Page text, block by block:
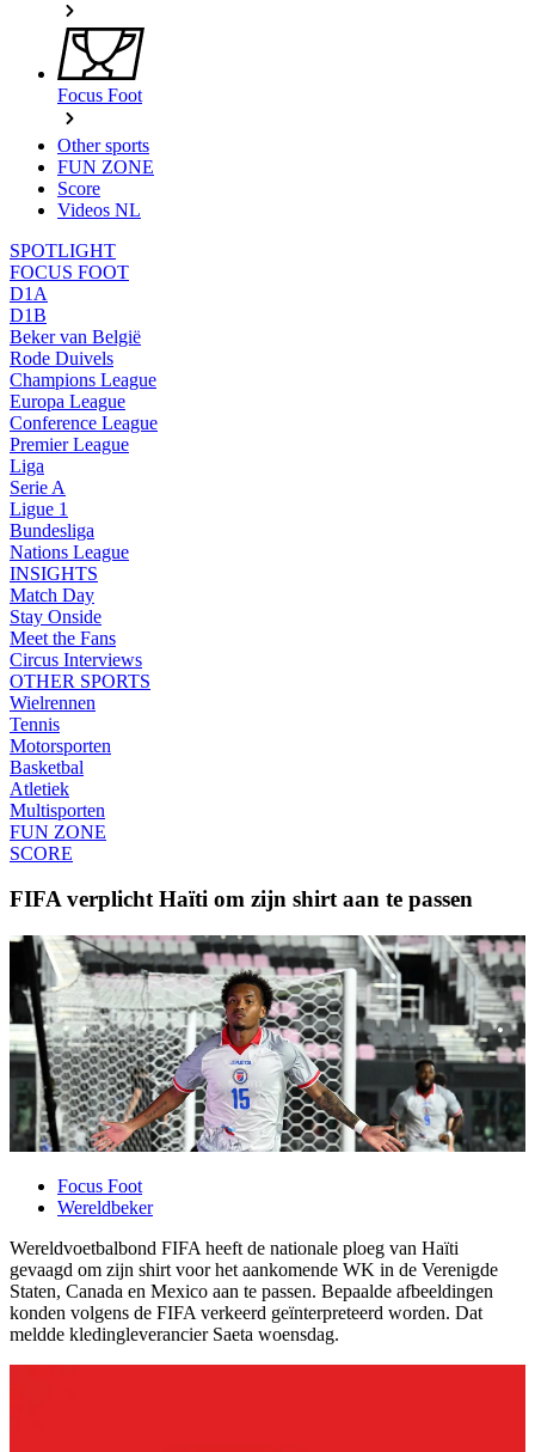
Focus Foot
Other sports
FUN ZONE
Score
Videos NL
SPOTLIGHT
FOCUS FOOT
D1A
D1B
Beker van België
Rode Duivels
Champions League
Europa League
Conference League
Premier League
Liga
Serie A
Ligue 1
Bundesliga
Nations League
INSIGHTS
Match Day
Stay Onside
Meet the Fans
Circus Interviews
OTHER SPORTS
Wielrennen
Tennis
Motorsporten
Basketbal
Atletiek
Multisporten
FUN ZONE
SCORE
FIFA verplicht Haïti om zijn shirt aan te passen
Focus Foot
Wereldbeker
Wereldvoetbalbond FIFA heeft de nationale ploeg van Haïti
gevaagd om zijn shirt voor het aankomende WK in de Verenigde
Staten, Canada en Mexico aan te passen. Bepaalde afbeeldingen
konden volgens de FIFA verkeerd geïnterpreteerd worden. Dat
meldde kledingleverancier Saeta woensdag.